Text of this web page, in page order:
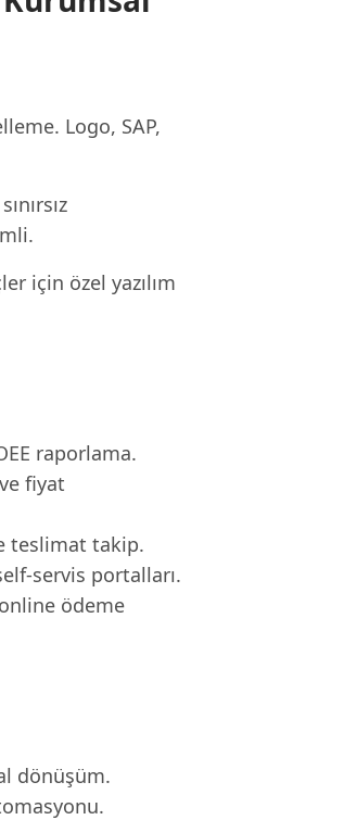
Logo, SAP,
için özel yazılım
raporlama.
fiyat
teslimat takip.
servis portalları.
ödeme
dönüşüm.